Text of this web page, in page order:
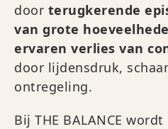
door terugkerende
van grote
ervaren verlies van
door lijdensdruk,
ontregeling.
Bij THE BALANCE wordt